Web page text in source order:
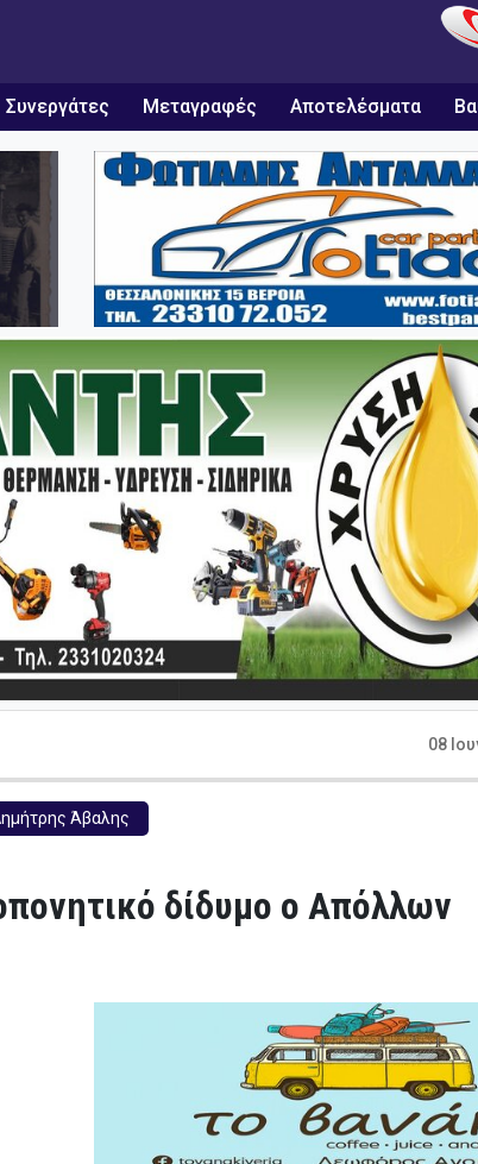
Συνεργάτες Μεταγραφές Αποτελέσματα
08
Άβαλης
δίδυμο ο Απόλλων